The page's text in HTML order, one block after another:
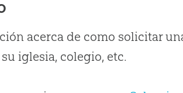
acerca de como solicitar
iglesia, colegio, etc.